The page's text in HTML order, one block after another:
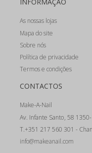
As nossas lojas
Mapa do site
Sobre nós
Política de privacidade
Termos e condições
CONTACTOS
Make-A-Nail
Av. Infante Santo, 58
T.+351 217 560 301 -
info@makeanail.com